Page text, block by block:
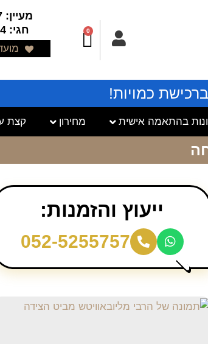
0
מעיין: 052-5255757
חגי: 052-5255754
כמויות!
בהתאמה אישית מחירון קצת
ייעוץ והזמנות:
052-5255757